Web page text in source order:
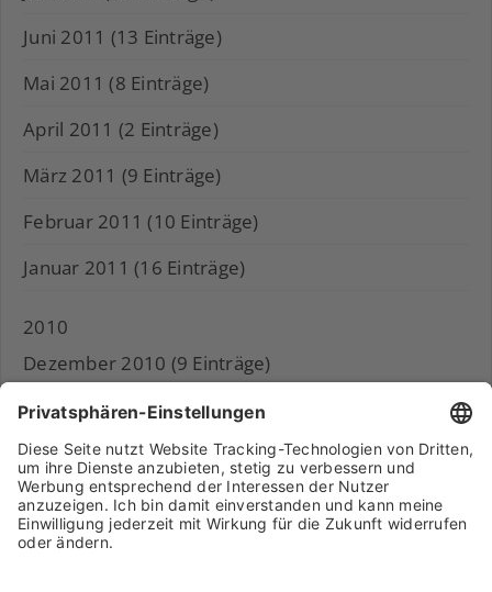
Juni 2011 (13 Einträge)
Mai 2011 (8 Einträge)
April 2011 (2 Einträge)
März 2011 (9 Einträge)
Februar 2011 (10 Einträge)
Januar 2011 (16 Einträge)
2010
Dezember 2010 (9 Einträge)
November 2010 (11 Einträge)